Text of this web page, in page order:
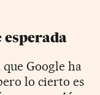
Google ha
lo cierto es